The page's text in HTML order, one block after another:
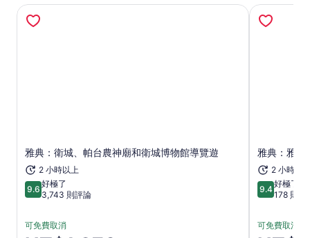
雅典：衛城、帕台農神廟和衛城博物館導覽遊
2 小時以上
9.69.6 分，滿分 10 分
好極了
3,743 則評論
可免費取消
在新分頁中開啟 雅典：雅典
2 小時
9.49.4 分，滿
好極了
178 則評
可免費取消